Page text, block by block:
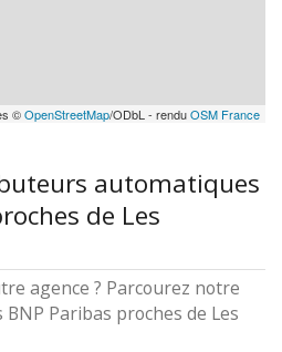
©OpenStreetMap/ODbL - renduOSM France
automatiques
de Les
agence ? Parcourez notre
Paribas proches de Les